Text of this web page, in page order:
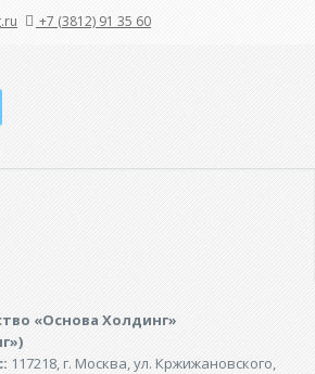
+7 (3812) 91 35 60
«Основа Холдинг»
117218, г. Москва, ул. Кржижановского,